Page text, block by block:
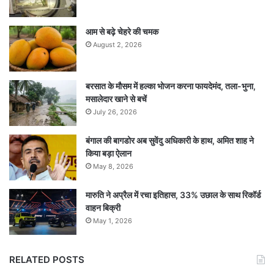
आम से बढ़े चेहरे की चमक
August 2, 2026
बरसात के मौसम में हल्का भोजन करना फायदेमंद, तला-भुना,
मसालेदार खाने से बचें
July 26, 2026
बंगाल की बागडोर अब सुवेंदु अधिकारी के हाथ, अमित शाह ने
किया बड़ा ऐलान
May 8, 2026
मारुति ने अप्रैल में रचा इतिहास, 33% उछाल के साथ रिकॉर्ड
वाहन बिक्री
May 1, 2026
RELATED POSTS